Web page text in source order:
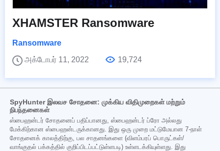
XHAMSTER Ransomware
Ransomware
அக்டோபர் 11, 2022
19,724
SpyHunter இலவச சோதனை: முக்கிய விதிமுறைகள் மற்றும்
நிபந்தனைகள்
ஸ்பைஹன்டர் சோதனைப் பதிப்பானது, ஸ்பைஹன்டர் ப்ரோ அல்லது
மேக்கிற்கான ஸ்பைஹன்டருக்கானது. இது ஒரு முறை மட்டுமேயான 7-நாள்
சோதனைக் காலத்திற்கு, பல சாதனங்களை (விளம்பரப் பொருட்கள்/
வாங்குதல் பக்கத்தில் குறிப்பிடப்பட்டுள்ளபடி) உள்ளடக்கியுள்ளது. இது